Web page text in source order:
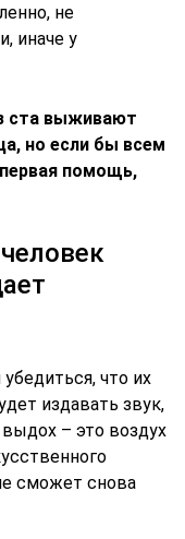
не
иначе у
ста выживают
но если бы всем
помощь,
что их
издавать звук,
– это воздух
сможет снова